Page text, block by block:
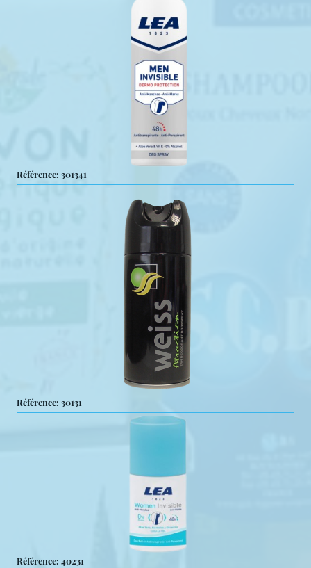
Référence: 301341
Référence: 30131
Référence: 40231